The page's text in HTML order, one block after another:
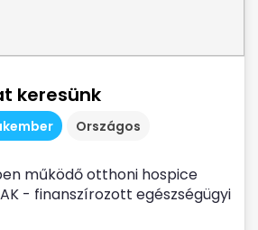
keresünk
Országos
működő otthoni hospice
- finanszírozott egészségügyi